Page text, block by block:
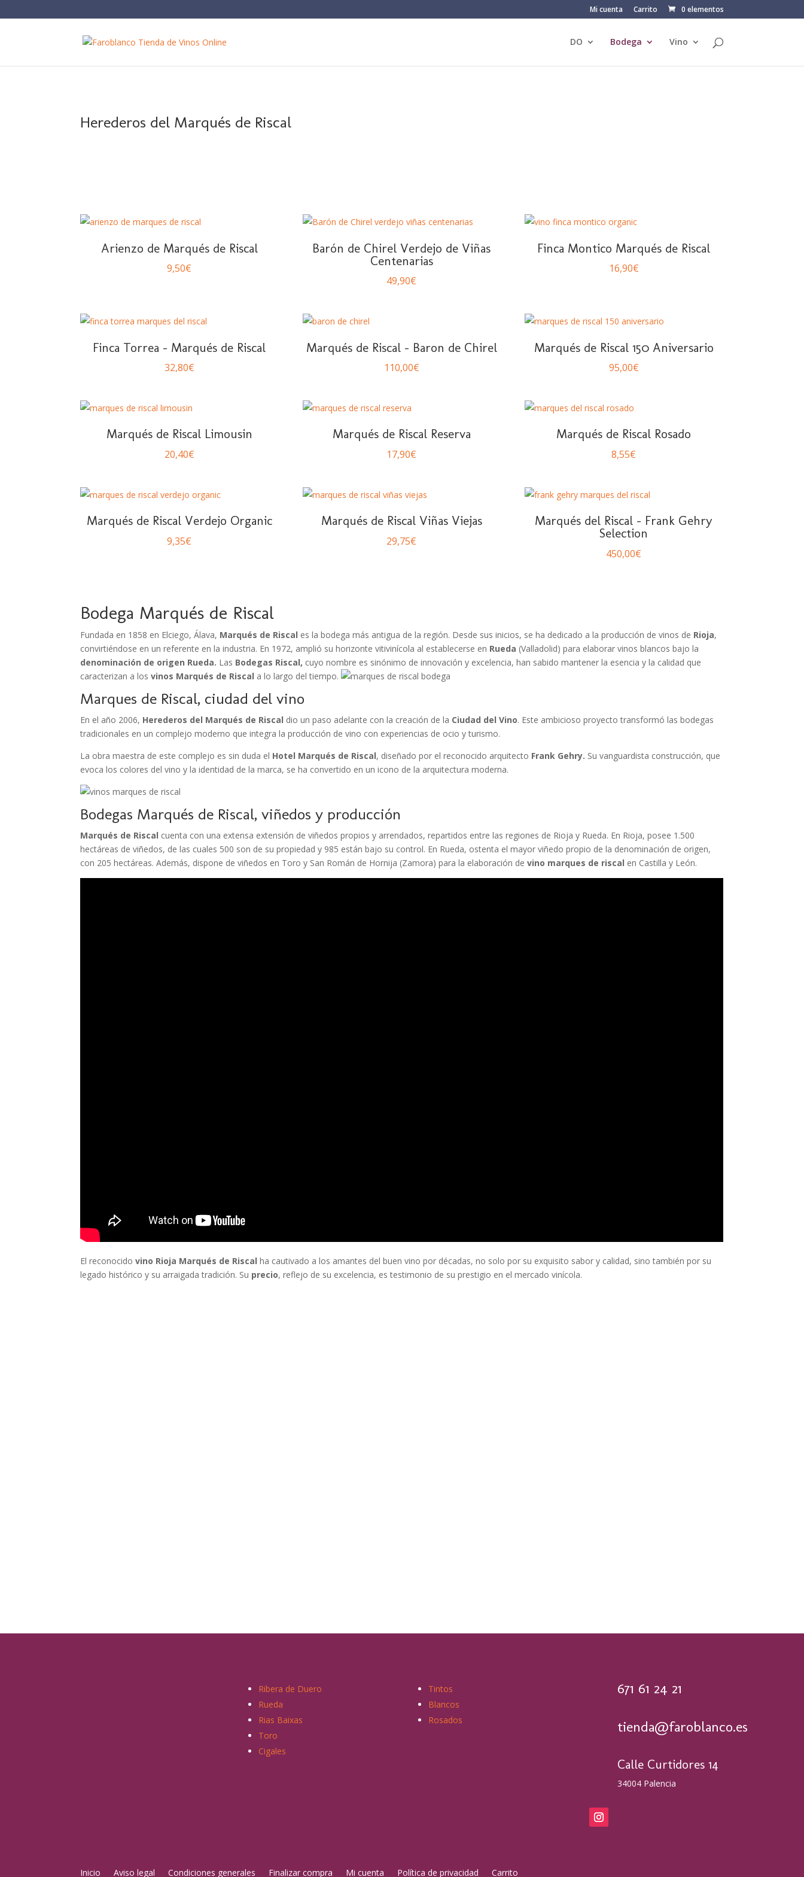
Mi cuenta Carrito 0 elementos
DO Bodega Vino
Buscar:
Herederos del Marqués de Riscal
Arienzo de Marqués de Riscal
9,50€
Barón de Chirel Verdejo de Viñas
Centenarias
49,90€
Finca Montico Marqués de Riscal
16,90€
Finca Torrea – Marqués de Riscal
32,80€
Marqués de Riscal – Baron de Chirel
110,00€
Marqués de Riscal 150 Aniversario
95,00€
Marqués de Riscal Limousin
20,40€
Marqués de Riscal Reserva
17,90€
Marqués de Riscal Rosado
8,55€
Marqués de Riscal Verdejo Organic
9,35€
Marqués de Riscal Viñas Viejas
29,75€
Marqués del Riscal – Frank Gehry
Selection
450,00€
Bodega Marqués de Riscal
Fundada en 1858 en Elciego, Álava, Marqués de Riscal es la bodega más antigua de la región. Desde sus inicios, se ha dedicado a la producción de vinos de Rioja,
convirtiéndose en un referente en la industria. En 1972, amplió su horizonte vitivinícola al establecerse en Rueda (Valladolid) para elaborar vinos blancos bajo la
denominación de origen Rueda. Las Bodegas Riscal, cuyo nombre es sinónimo de innovación y excelencia, han sabido mantener la esencia y la calidad que
caracterizan a los vinos Marqués de Riscal a lo largo del tiempo.
Marques de Riscal, ciudad del vino
En el año 2006, Herederos del Marqués de Riscal dio un paso adelante con la creación de la Ciudad del Vino. Este ambicioso proyecto transformó las bodegas
tradicionales en un complejo moderno que integra la producción de vino con experiencias de ocio y turismo.
La obra maestra de este complejo es sin duda el Hotel Marqués de Riscal, diseñado por el reconocido arquitecto Frank Gehry. Su vanguardista construcción, que
evoca los colores del vino y la identidad de la marca, se ha convertido en un icono de la arquitectura moderna.
Bodegas Marqués de Riscal, viñedos y producción
Marqués de Riscal cuenta con una extensa extensión de viñedos propios y arrendados, repartidos entre las regiones de Rioja y Rueda. En Rioja, posee 1.500
hectáreas de viñedos, de las cuales 500 son de su propiedad y 985 están bajo su control. En Rueda, ostenta el mayor viñedo propio de la denominación de origen,
con 205 hectáreas. Además, dispone de viñedos en Toro y San Román de Hornija (Zamora) para la elaboración devino marques de riscal en Castilla y León.
El reconocido vino Rioja Marqués de Riscalha cautivado a los amantes del buen vino por décadas, no solo por su exquisito sabor y calidad, sino también por su
legado histórico y su arraigada tradición. Su precio, reflejo de su excelencia, es testimonio de su prestigio en el mercado vinícola.
Ribera de Duero
Rueda
Rias Baixas
Toro
Cigales
Tintos
Blancos
Rosados
671 61 24 21
tienda@faroblanco.es
Calle Curtidores 14
34004 Palencia
Inicio Aviso legal Condiciones generales Finalizar compra Mi cuenta Política de privacidad Carrito